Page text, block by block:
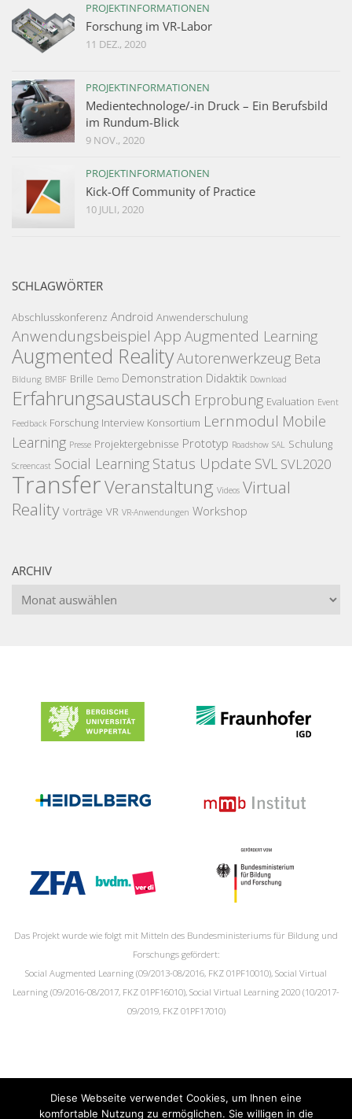
PROJEKTINFORMATIONEN
Forschung im VR-Labor
11 DEZ., 2020
PROJEKTINFORMATIONEN
Medientechnologe/-in Druck – Ein Berufsbild
im Rundum-Blick
9 NOV., 2020
PROJEKTINFORMATIONEN
Kick-Off Community of Practice
10 JULI, 2020
SCHLAGWÖRTER
Abschlusskonferenz Android Anwenderschulung
Anwendungsbeispiel App Augmented Learning
Augmented RealityAutorenwerkzeug Beta
Bildung BMBF Brille Demo Demonstration Didaktik Download
Erfahrungsaustausch Erprobung Evaluation Event
Feedback Forschung Interview Konsortium Lernmodul Mobile
Learning Presse Projektergebnisse Prototyp Roadshow SAL Schulung
Screencast Social Learning Status Update SVL SVL2020
TransferVeranstaltung Videos Virtual
Reality Vorträge VR VR-Anwendungen Workshop
ARCHIV
Archiv
Das Projekt wurde wie folgt mit Mitteln des Bundesministeriums für Bildung und
Forschungs gefördert:
Social Augmented Learning (09/2013-08/2016, FKZ 01PF10010), Social Virtual
Learning (09/2016-08/2017, FKZ 01PF16010), Social Virtual Learning 2020 (10/2017-
09/2019, FKZ 01PF17010)
Diese Webseite verwendet Cookies, um Ihnen eine
komfortable Nutzung zu ermöglichen. Sie willigen in die